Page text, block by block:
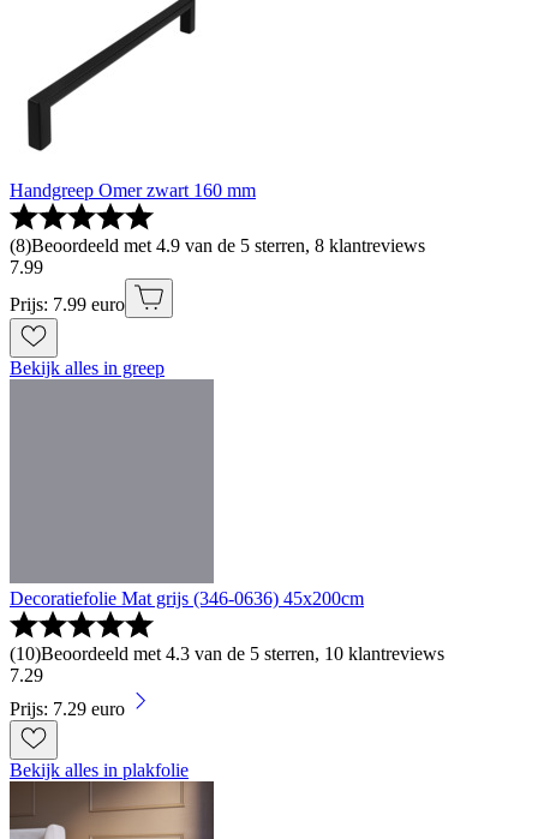
Handgreep Omer zwart 160 mm
(8)Beoordeeld met 4.9 van de 5 sterren, 8 klantreviews
7.99
Prijs: 7.99 euro
Bekijk alles in greep
Decoratiefolie Mat grijs (346-0636) 45x200cm
(10)Beoordeeld met 4.3 van de 5 sterren, 10 klantreviews
7.29
Prijs: 7.29 euro
Bekijk alles in plakfolie